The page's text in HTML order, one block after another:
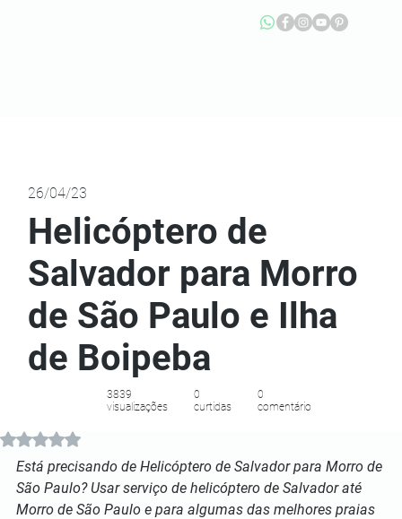
Avaliado com NaN de 5 estrelas.
Está precisando de Helicóptero de Salvador para Morro de
São Paulo? Usar serviço de helicóptero de Salvador até
Morro de São Paulo e para algumas das melhores praias
3839
visualizações
0
curtidas
0
comentário
Helicóptero de
Salvador para Morro
de São Paulo e Ilha
de Boipeba
26/04/23